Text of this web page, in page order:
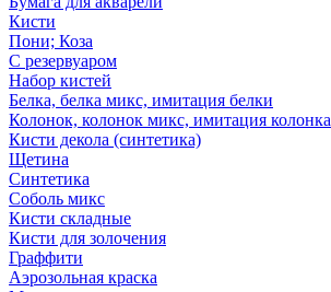
Кисти
Пони; Коза
С резервуаром
Набор кистей
Белка, белка микс, имитация белки
Колонок, колонок микс, имитация колонка
Кисти декола (синтетика)
Щетина
Синтетика
Соболь микс
Кисти складные
Кисти для золочения
Граффити
Аэрозольная краска